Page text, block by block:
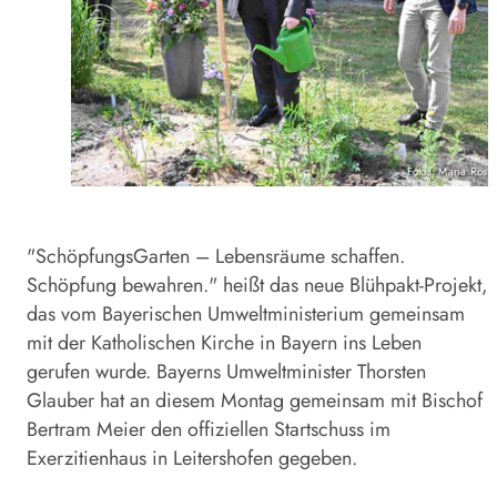
Fotos: Maria
"SchöpfungsGarten – Lebensräume schaffen.
Schöpfung bewahren." heißt das neue Blühpakt-Projekt,
das vom Bayerischen Umweltministerium gemeinsam
mit der Katholischen Kirche in Bayern ins Leben
gerufen wurde. Bayerns Umweltminister Thorsten
Glauber hat an diesem Montag gemeinsam mit Bischof
Bertram Meier den offiziellen Startschuss im
Exerzitienhaus in Leitershofen gegeben.